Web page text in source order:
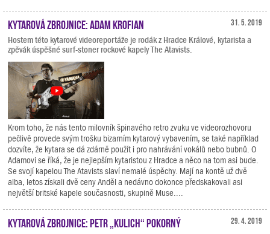
31. 5. 2019
Kytarová zbrojnice: Adam Krofian
Hostem této kytarové videoreportáže je rodák z Hradce Králové, kytarista a
zpěvák úspěšné surf-stoner rockové kapely The Atavists.
Krom toho, že nás tento milovník špinavého retro zvuku ve videorozhovoru
pečlivě provede svým trošku bizarním kytarový vybavením, se také například
dozvíte, že kytara se dá zdárně použít i pro nahrávání vokálů nebo bubnů. O
Adamovi se říká, že je nejlepším kytaristou z Hradce a něco na tom asi bude.
Se svojí kapelou The Atavists slaví nemalé úspěchy. Mají na kontě už dvě
alba, letos získali dvě ceny Anděl a nedávno dokonce předskakovali asi
největší britské kapele současnosti, skupině Muse....
29. 4. 2019
Kytarová zbrojnice: Petr „Kulich“ Pokorný